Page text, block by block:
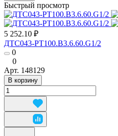
Быстрый просмотр
5 252.10 ₽
ДТС043-РТ100.В3.6.60.G1/2
0
0
Арт. 148129
В корзину